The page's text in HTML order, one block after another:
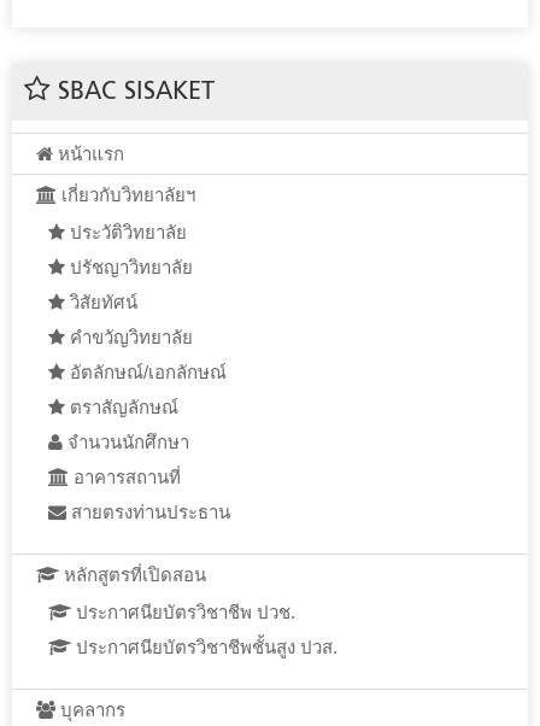
SBAC SISAKET
หน้าแรก
เกี่ยวกับวิทยาลัยฯ
ประวัติวิทยาลัย
ปรัชญาวิทยาลัย
วิสัยทัศน์
คำขวัญวิทยาลัย
อัตลักษณ์/เอกลักษณ์
ตราสัญลักษณ์
จำนวนนักศึกษา
อาคารสถานที่
สายตรงท่านประธาน
หลักสูตรที่เปิดสอน
ประกาศนียบัตรวิชาชีพ ปวช.
ประกาศนียบัตรวิชาชีพชั้นสูง ปวส.
บุคลากร